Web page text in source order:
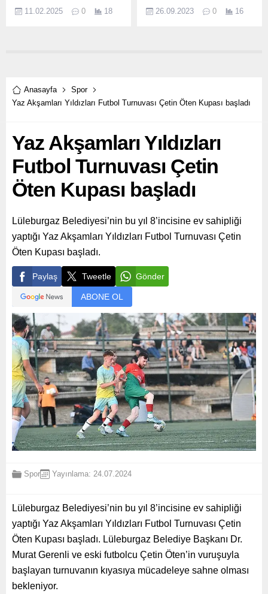
sezonunun finalisti
11.02.2025 0 18
Federasyonu (KASKF) iş
26.09.2023 0 16
Anasayfa
Spor
Yaz Akşamları Yıldızları Futbol Turnuvası Çetin Öten Kupası başladı
Yaz Akşamları Yıldızları
Futbol Turnuvası Çetin
Öten Kupası başladı
Lüleburgaz Belediyesi’nin bu yıl 8’incisine ev sahipliği
yaptığı Yaz Akşamları Yıldızları Futbol Turnuvası Çetin
Öten Kupası başladı.
Paylaş Tweetle Gönder
ABONE OL
Spor Yayınlama: 24.07.2024
Lüleburgaz Belediyesi’nin bu yıl 8’incisine ev sahipliği
yaptığı Yaz Akşamları Yıldızları Futbol Turnuvası Çetin
Öten Kupası başladı. Lüleburgaz Belediye Başkanı Dr.
Murat Gerenli ve eski futbolcu Çetin Öten’in vuruşuyla
başlayan turnuvanın kıyasıya mücadeleye sahne olması
bekleniyor.